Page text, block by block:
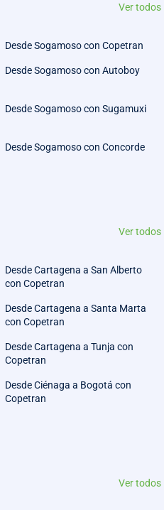
Ver todos
Desde Sogamoso con Copetran
Desde Sogamoso con Autoboy
Desde Sogamoso con Sugamuxi
Desde Sogamoso con Concorde
Ver todos
Desde Cartagena a San Alberto
con Copetran
Desde Cartagena a Santa Marta
con Copetran
Desde Cartagena a Tunja con
Copetran
Desde Ciénaga a Bogotá con
Copetran
Ver todos